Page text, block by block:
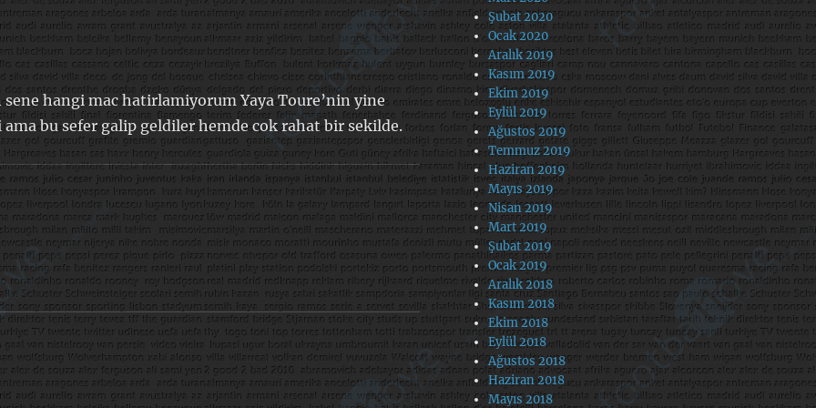
hangi mac hatirlamiyorum Yaya Toure’nin yine
bu sefer galip geldiler hemde cok rahat bir sekilde.
Şubat 2020
Ocak 2020
Aralık 2019
Kasım 2019
Ekim 2019
Eylül 2019
Ağustos 2019
Temmuz 2019
Haziran 2019
Mayıs 2019
Nisan 2019
Mart 2019
Şubat 2019
Ocak 2019
Aralık 2018
Kasım 2018
Ekim 2018
Eylül 2018
Ağustos 2018
Haziran 2018
Mayıs 2018